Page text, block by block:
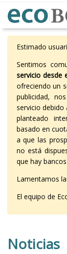
Estimado
Sentimos
servicio desde
ofreciendo un
publicidad,
servicio debido
planteado
basado en
a que las
no está
que hay
Lamentamos
El equipo de
Noticias